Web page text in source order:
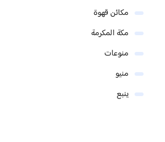
مكائن قهوة
مكة المكرمة
منوعات
منيو
ينبع